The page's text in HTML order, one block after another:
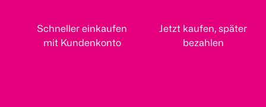
Schneller einkaufen
mit Kundenkonto
Jetzt kaufen, später
bezahlen